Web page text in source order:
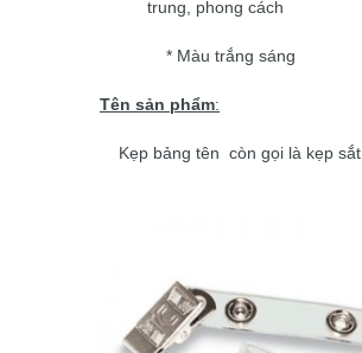
trung, phong cách
* Màu trắng sáng
Tên sản phẩm:
Kẹp bảng tên còn gọi là kẹp sắt